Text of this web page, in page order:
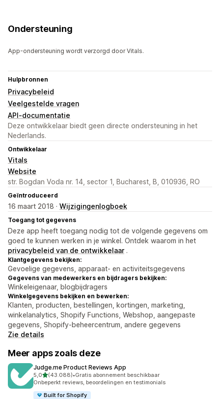
Ondersteuning
App-ondersteuning wordt verzorgd door Vitals.
Hulpbronnen
Privacybeleid
Veelgestelde vragen
API-documentatie
Deze ontwikkelaar biedt geen directe ondersteuning in het
Nederlands.
Ontwikkelaar
Vitals
Website
str. Bogdan Voda nr. 14, sector 1, Bucharest, B, 010936, RO
Geïntroduceerd
16 maart 2018 · Wijzigingenlogboek
Toegang tot gegevens
Deze app heeft toegang nodig tot de volgende gegevens om
goed te kunnen werken in je winkel. Ontdek waarom in het
privacybeleid van de ontwikkelaar .
Klantgegevens bekijken:
Gevoelige gegevens, apparaat- en activiteitsgegevens
Gegevens van medewerkers en bijdragers bekijken:
Winkeleigenaar, blogbijdragers
Winkelgegevens bekijken en bewerken:
Klanten, producten, bestellingen, kortingen, marketing,
winkelanalytics, Shopify Functions, Webshop, aangepaste
gegevens, Shopify-beheercentrum, andere gegevens
Zie details
Meer apps zoals deze
Judge.me Product Reviews App
5,0van 5 sterren
(43.088)
43088 recensies in totaal
•Gratis abonnement beschikbaar
Onbeperkt reviews, beoordelingen en testimonials
Built for Shopify